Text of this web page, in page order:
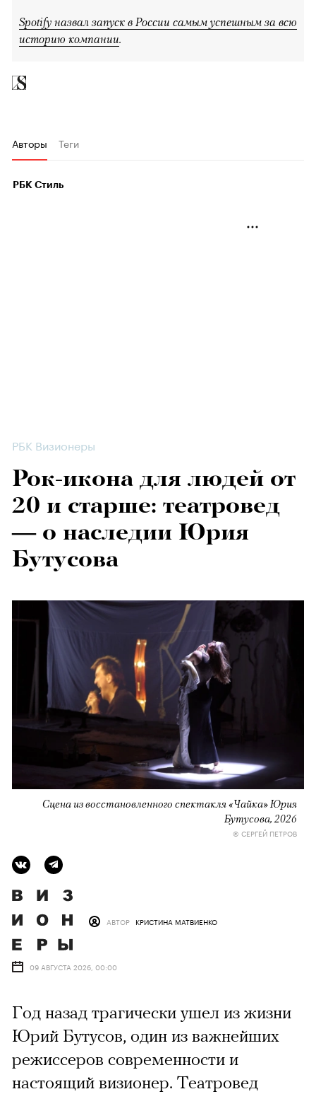
Spotify назвал запуск в России самым успешным за всю
историю компании.
Авторы Теги
РБК Стиль
РБК Визионеры
Рок-икона для людей от
20 и старше: театровед
— о наследии Юрия
Бутусова
Сцена из восстановленного спектакля «Чайка» Юрия
Бутусова, 2026
© СЕРГЕЙ ПЕТРОВ
АВТОР КРИСТИНА МАТВИЕНКО
09 АВГУСТА 2026, 00:00
Год назад трагически ушел из жизни
Юрий Бутусов, один из важнейших
режиссеров современности и
настоящий визионер. Театровед